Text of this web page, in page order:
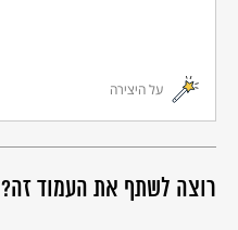
רוצה לשתף את העמוד זה?
על היצירה